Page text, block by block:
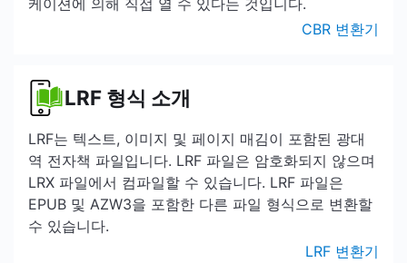
케이션에 의해 직접 열 수 있다는 것입니다.
CBR 변환기
LRF 형식 소개
LRF는 텍스트, 이미지 및 페이지 매김이 포함된 광대
역 전자책 파일입니다. LRF 파일은 암호화되지 않으며
LRX 파일에서 컴파일할 수 있습니다. LRF 파일은
EPUB 및 AZW3을 포함한 다른 파일 형식으로 변환할
수 있습니다.
LRF 변환기